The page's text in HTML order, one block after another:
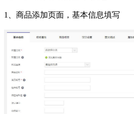
1、商品添加页面，基本信息填写